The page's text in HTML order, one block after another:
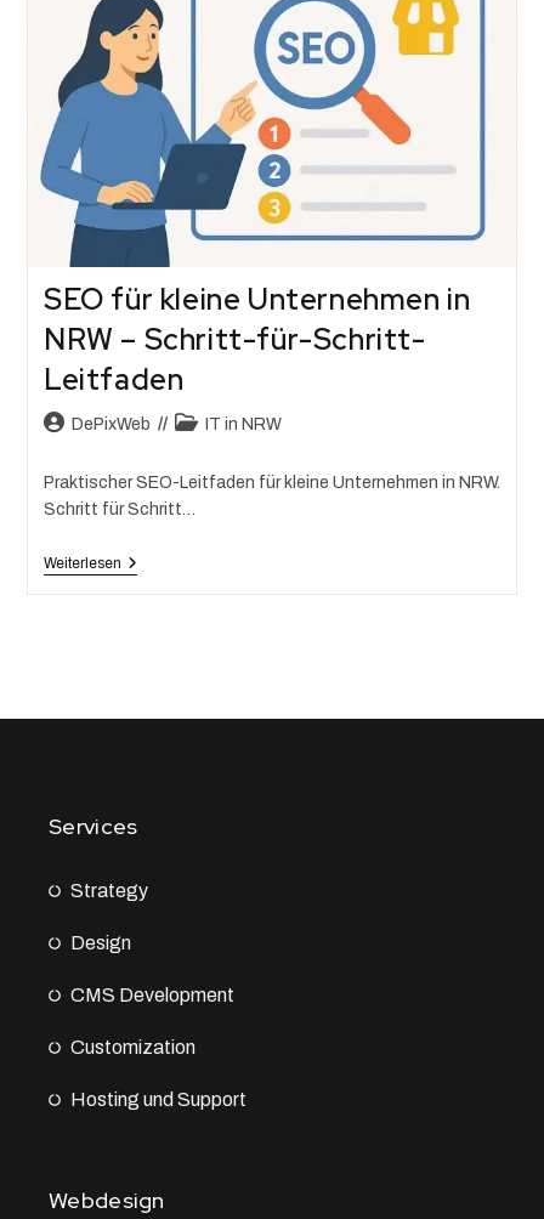
SEO für kleine Unternehmen in
NRW – Schritt-für-Schritt-
Leitfaden
DePixWeb IT in NRW
Praktischer SEO-Leitfaden für kleine Unternehmen in NRW.
Schritt für Schritt…
Weiterlesen
Services
Strategy
Design
CMS Development
Customization
Hosting und Support
Webdesign